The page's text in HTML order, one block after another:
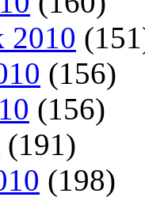
2010
(156)
(156)
(191)
(198)